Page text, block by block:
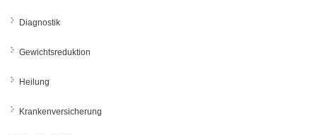
Diagnostik
Gewichtsreduktion
Heilung
Krankenversicherung